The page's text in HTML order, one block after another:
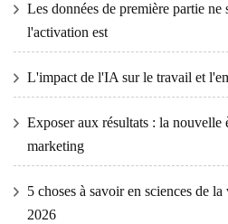
Les données de première partie
l'activation est
L'impact de l'IA sur le travail et
Exposer aux résultats : la nouvelle
marketing
5 choses à savoir en sciences de
2026